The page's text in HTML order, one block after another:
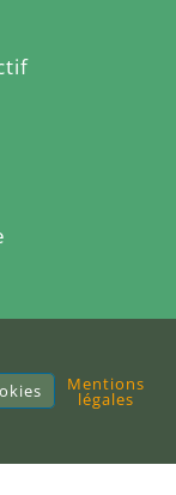
Mentions
légales